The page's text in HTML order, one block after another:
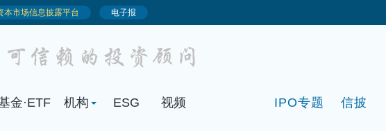
金·ETF 机构 ESG 视频 IPO专题 信披